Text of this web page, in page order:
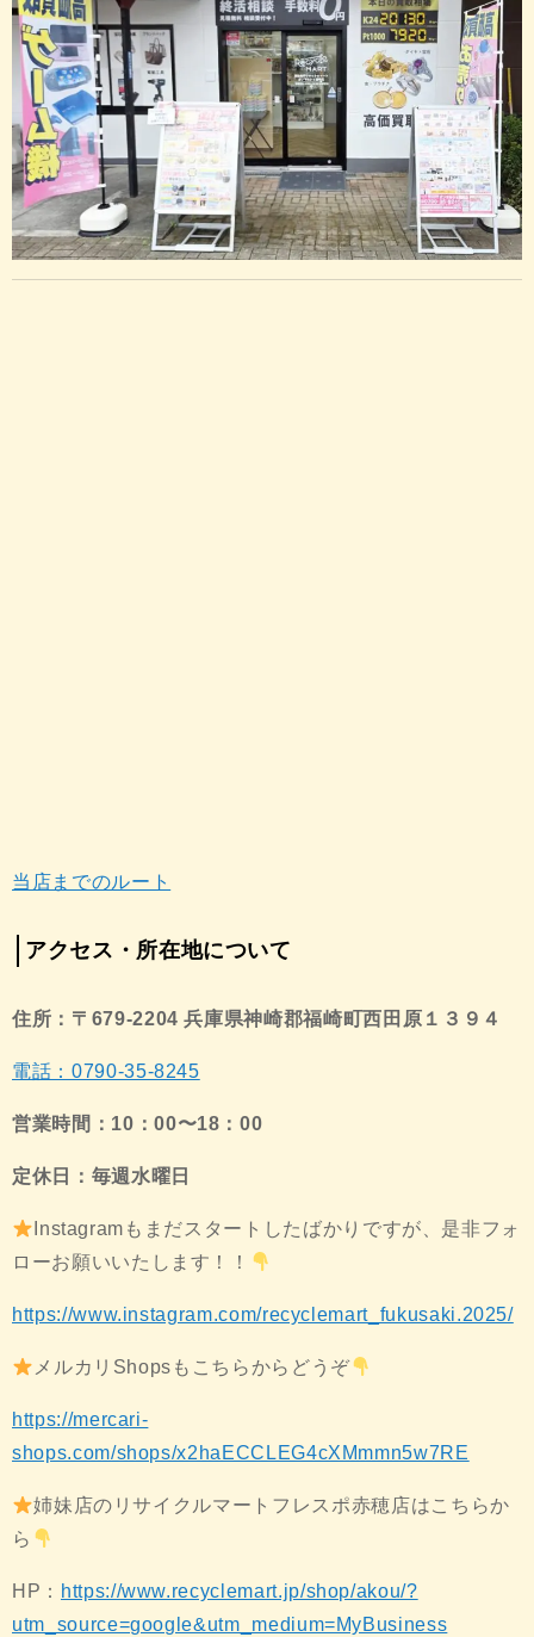
当店までのルート
アクセス・所在地について
住所：〒679-2204 兵庫県神崎郡福崎町西田原１３９４
電話：0790-35-8245
営業時間：10：00〜18：00
定休日：毎週水曜日
Instagramもまだスタートしたばかりですが、是非フォ
ローお願いいたします！！
https://www.instagram.com/recyclemart_fukusaki.2025/
メルカリShopsもこちらからどうぞ
https://mercari-
shops.com/shops/x2haECCLEG4cXMmmn5w7RE
姉妹店のリサイクルマートフレスポ赤穂店はこちらか
ら
HP： https://www.recyclemart.jp/shop/akou/?
utm_source=google&utm_medium=MyBusiness